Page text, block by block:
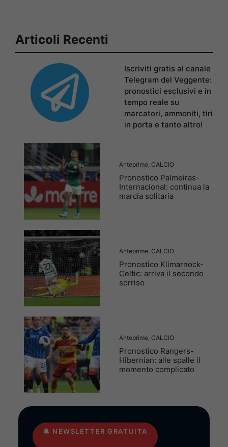
Articoli Recenti
Iscriviti gratis al canale
Telegram del Veggente:
pronostici esclusivi e in
tempo reale su
marcatori, ammoniti, tiri
in porta e tanto altro!
Anteprime CALCIO
Pronostico Palmeiras-
Internacional: continua la
marcia solitaria
Anteprime CALCIO
Pronostico Klimarnock-
Celtic: arriva il secondo
sorriso
Anteprime CALCIO
Pronostico Rangers-
Hibernian: alle spalle il
momento complicato
🔔 NEWSLETTER GRATUITA